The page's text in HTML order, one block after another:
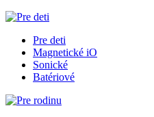
Pre deti
Magnetické iO
Sonické
Batériové